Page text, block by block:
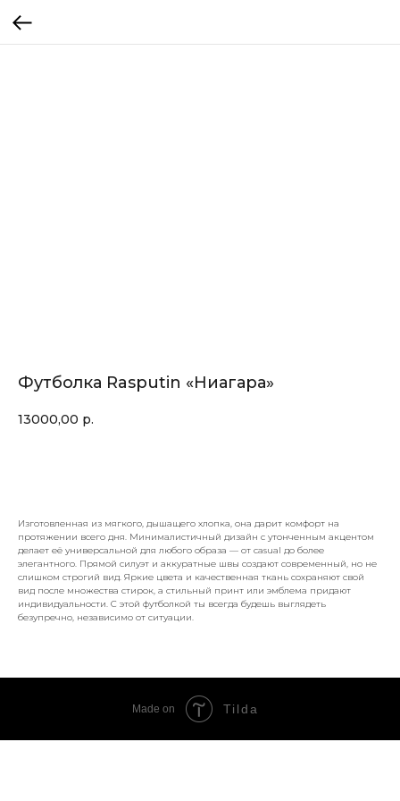
Футболка Rasputin «Ниагара»ㅤ
13000,00 р.
Изготовленная из мягкого, дышащего хлопка, она дарит комфорт на
протяжении всего дня. Минималистичный дизайн с утонченным акцентом
делает её универсальной для любого образа — от casual до более
элегантного. Прямой силуэт и аккуратные швы создают современный, но не
слишком строгий вид. Яркие цвета и качественная ткань сохраняют свой
вид после множества стирок, а стильный принт или эмблема придают
индивидуальности. С этой футболкой ты всегда будешь выглядеть
безупречно, независимо от ситуации.
Made on Tilda